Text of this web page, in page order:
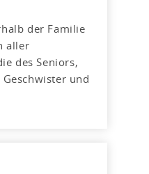
der Familie
aller
des Seniors,
und